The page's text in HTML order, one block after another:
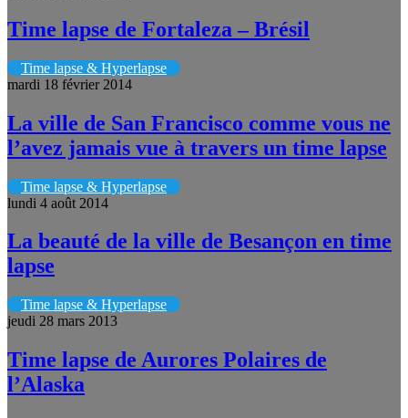
Time lapse de Fortaleza – Brésil
Time lapse & Hyperlapse
mardi 18 février 2014
La ville de San Francisco comme vous ne
l’avez jamais vue à travers un time lapse
Time lapse & Hyperlapse
lundi 4 août 2014
La beauté de la ville de Besançon en time
lapse
Time lapse & Hyperlapse
jeudi 28 mars 2013
Time lapse de Aurores Polaires de
l’Alaska